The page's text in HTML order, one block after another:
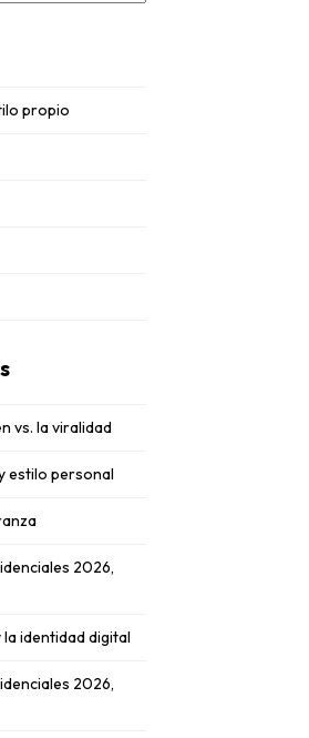
propio
vs. la viralidad
estilo personal
2026,
identidad digital
2026,